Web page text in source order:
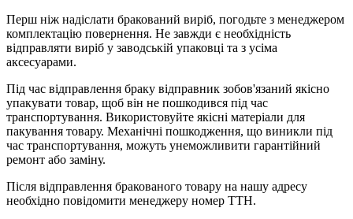
Перш ніж надіслати бракований виріб, погодьте з менеджером
комплектацію повернення. Не завжди є необхідність
відправляти виріб у заводській упаковці та з усіма
аксесуарами.
Під час відправлення браку відправник зобов'язаний якісно
упакувати товар, щоб він не пошкодився під час
транспортування. Використовуйте якісні матеріали для
пакування товару. Механічні пошкодження, що виникли під
час транспортування, можуть унеможливити гарантійний
ремонт або заміну.
Після відправлення бракованого товару на нашу адресу
необхідно повідомити менеджеру номер ТТН.